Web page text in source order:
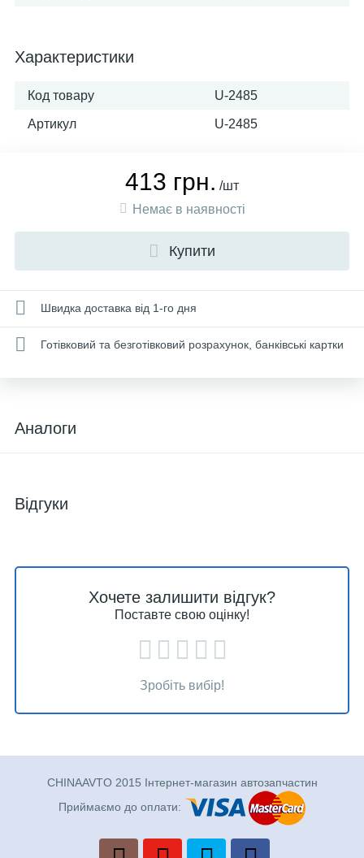
Характеристики
Код товару U-2485
Артикул U-2485
413 грн. /шт
Немає в наявності
Купити
Швидка доставка від 1-го дня
Готівковий та безготівковий розрахунок, банківські картки
Аналоги
Відгуки
Хочете залишити відгук?
Поставте свою оцінку!
Зробіть вибір!
CHINAAVTO 2015 Інтернет-магазин автозапчастин
Приймаємо до оплати: